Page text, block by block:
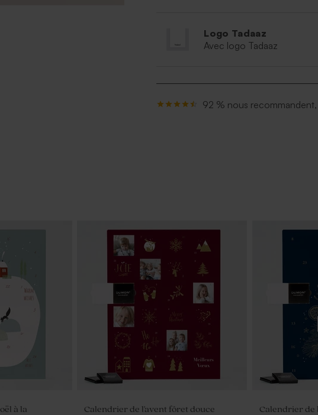
Logo Tadaaz
Avec logo Tadaaz
92 % nous
à la
Calendrier de l'avent fôret douce Calendrier de